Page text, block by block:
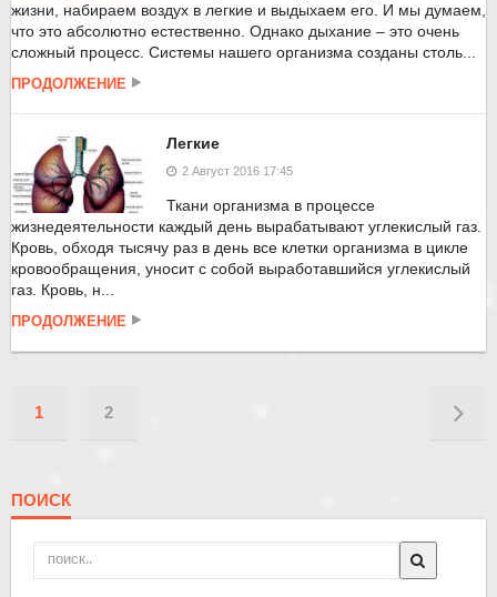
жизни, набираем воздух в легкие и выдыхаем его. И мы думаем,
что это абсолютно естественно. Однако дыхание – это очень
сложный процесс. Системы нашего организма созданы столь...
ПРОДОЛЖЕНИЕ
Легкие
2 Август 2016 17:45
Ткани организма в процессе
жизнедеятельности каждый день вырабатывают углекислый газ.
Кровь, обходя тысячу раз в день все клетки организма в цикле
кровообращения, уносит с собой выработавшийся углекислый
газ. Кровь, н...
ПРОДОЛЖЕНИЕ
1 2
ПОИСК